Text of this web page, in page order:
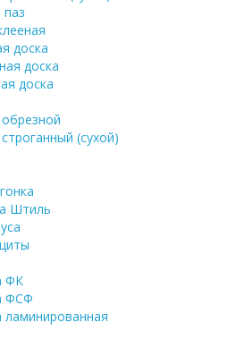
доска
доска
доска
(сухой)
Штиль
ФК
ФСФ
ламинированная